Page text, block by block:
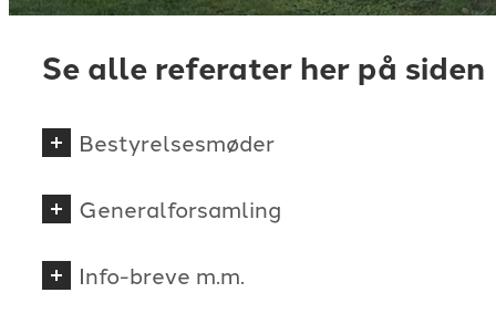
Se alle referater her på siden
Bestyrelsesmøder
Generalforsamling
Info-breve m.m.